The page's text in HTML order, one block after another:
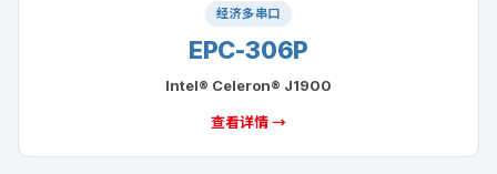
经济多串口
EPC-306P
Intel® Celeron® J1900
查看详情 →